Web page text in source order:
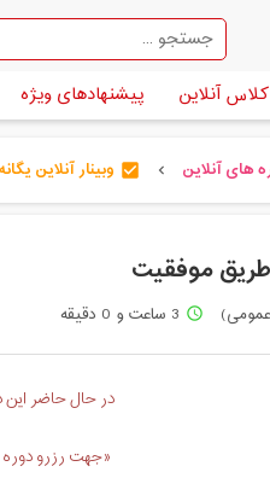
آنلاین پیشنهادهای ویژه
های آنلاین chevron_left
check_box وبینار آنلاین
طریق موفقیت
access_time 3 ساعت و 0 دقیقه
در حال حاضر این
«جهت رزرو دوره